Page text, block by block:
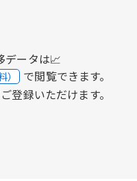
データは📈
） で閲覧できます。
登録いただけます。